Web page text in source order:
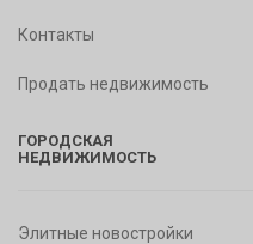
Контакты
Продать недвижимость
ГОРОДСКАЯ
НЕДВИЖИМОСТЬ
Элитные новостройки